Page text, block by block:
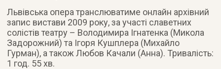
Львівська опера транслюватиме онлайн архівний
запис вистави 2009 року, за участі славетних
солістів театру – Володимира Ігнатенка (Микола
Задорожний) та Ігоря Кушплера (Михайло
Гурман), а також Любов Качали (Анна). Тривалість:
1 год. 55 хв.